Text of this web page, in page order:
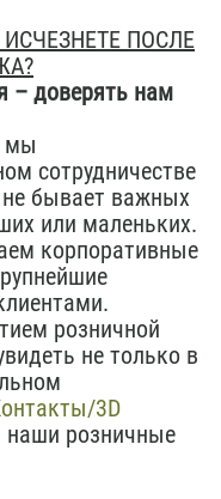
ПОСЛЕ
– доверять нам
мы
сотрудничестве
бывает важных
или маленьких.
корпоративные
розничной
не только в
3D
наши розничные